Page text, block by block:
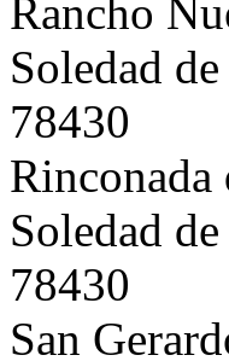
Rancho
Soledad
78430
Rinconada
Soledad
78430
San